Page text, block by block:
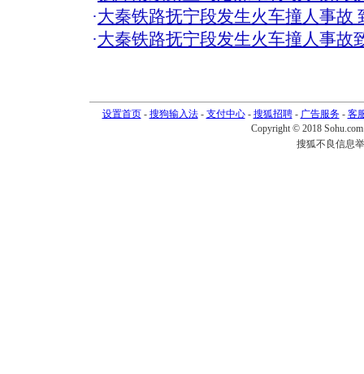
·大秦铁路抚宁段发生火车撞人事故
·大秦铁路抚宁段发生火车撞人事故
设置首页- 搜狗输入法- 支付中心- 搜狐招聘- 广告服务- 客
Copyright © 2018
搜狐不良信息